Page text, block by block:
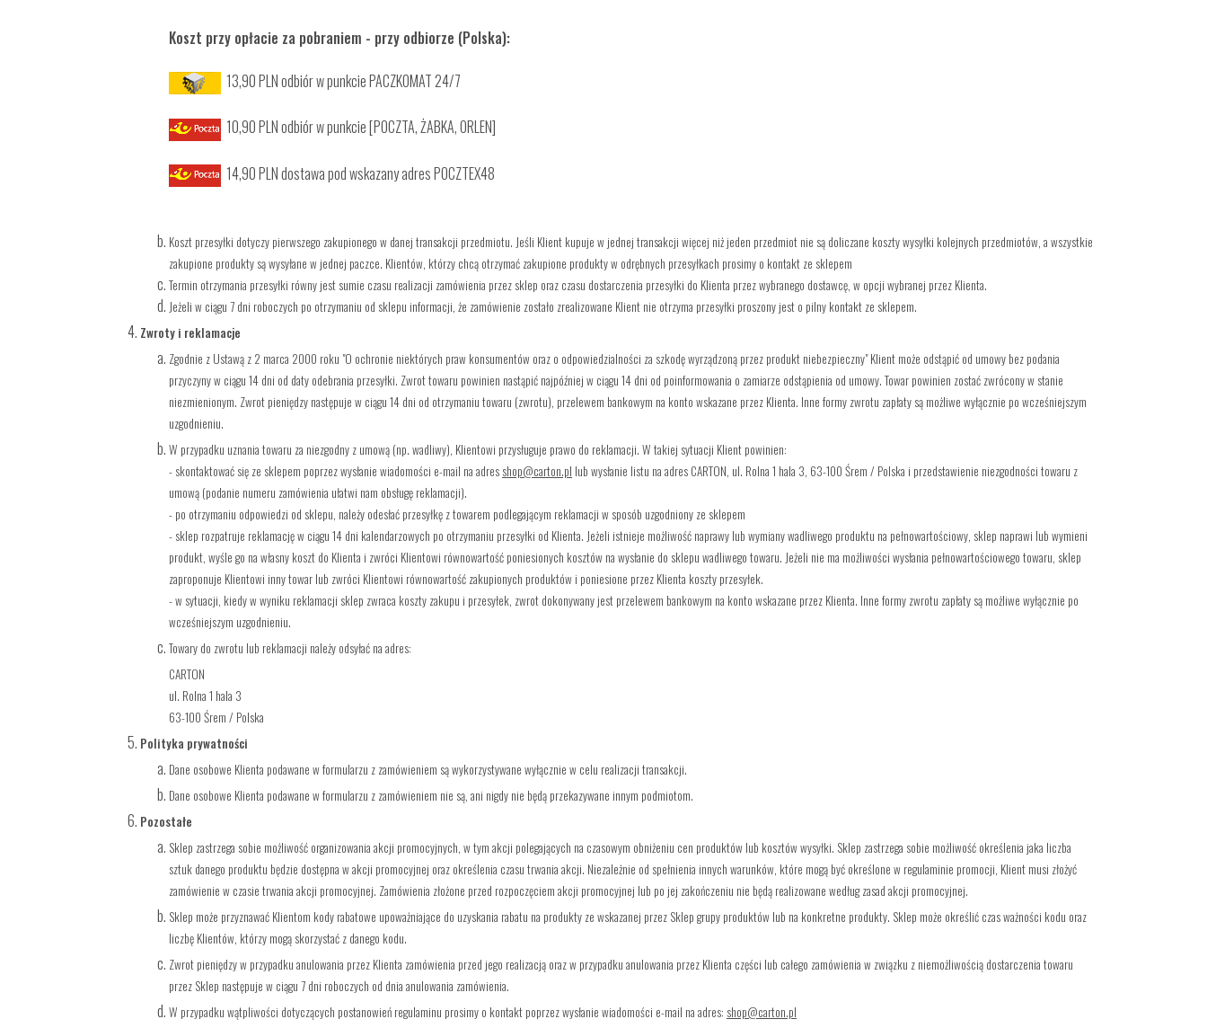
Koszt przy opłacie za pobraniem - przy odbiorze (Polska):
13,90 PLN odbiór w punkcie PACZKOMAT 24/7
10,90 PLN odbiór w punkcie [POCZTA, ŻABKA, ORLEN]
14,90 PLN dostawa pod wskazany adres POCZTEX48
Koszt przesyłki dotyczy pierwszego zakupionego w danej transakcji przedmiotu. Jeśli Klient kupuje w jednej transakcji więcej niż jeden przedmiot nie są doliczane koszty wysyłki kolejnych przedmiotów, a wszystkie
zakupione produkty są wysyłane w jednej paczce. Klientów, którzy chcą otrzymać zakupione produkty w odrębnych przesyłkach prosimy o kontakt ze sklepem
Termin otrzymania przesyłki równy jest sumie czasu realizacji zamówienia przez sklep oraz czasu dostarczenia przesyłki do Klienta przez wybranego dostawcę, w opcji wybranej przez Klienta.
Jeżeli w ciągu 7 dni roboczych po otrzymaniu od sklepu informacji, że zamówienie zostało zrealizowane Klient nie otrzyma przesyłki proszony jest o pilny kontakt ze sklepem.
Zwroty i reklamacje
Zgodnie z Ustawą z 2 marca 2000 roku "O ochronie niektórych praw konsumentów oraz o odpowiedzialności za szkodę wyrządzoną przez produkt niebezpieczny" Klient może odstąpić od umowy bez podania
przyczyny w ciągu 14 dni od daty odebrania przesyłki. Zwrot towaru powinien nastąpić najpóźniej w ciągu 14 dni od poinformowania o zamiarze odstąpienia od umowy. Towar powinien zostać zwrócony w stanie
niezmienionym. Zwrot pieniędzy następuje w ciągu 14 dni od otrzymaniu towaru (zwrotu), przelewem bankowym na konto wskazane przez Klienta. Inne formy zwrotu zapłaty są możliwe wyłącznie po wcześniejszym
uzgodnieniu.
W przypadku uznania towaru za niezgodny z umową (np. wadliwy), Klientowi przysługuje prawo do reklamacji. W takiej sytuacji Klient powinien:
- skontaktować się ze sklepem poprzez wysłanie wiadomości e-mail na adres shop@carton.pl lub wysłanie listu na adres CARTON, ul. Rolna 1 hala 3, 63-100 Śrem / Polska i przedstawienie niezgodności towaru z
umową (podanie numeru zamówienia ułatwi nam obsługę reklamacji).
- po otrzymaniu odpowiedzi od sklepu, należy odesłać przesyłkę z towarem podlegającym reklamacji w sposób uzgodniony ze sklepem
- sklep rozpatruje reklamację w ciągu 14 dni kalendarzowych po otrzymaniu przesyłki od Klienta. Jeżeli istnieje możliwość naprawy lub wymiany wadliwego produktu na pełnowartościowy, sklep naprawi lub wymieni
produkt, wyśle go na własny koszt do Klienta i zwróci Klientowi równowartość poniesionych kosztów na wysłanie do sklepu wadliwego towaru. Jeżeli nie ma możliwości wysłania pełnowartościowego towaru, sklep
zaproponuje Klientowi inny towar lub zwróci Klientowi równowartość zakupionych produktów i poniesione przez Klienta koszty przesyłek.
- w sytuacji, kiedy w wyniku reklamacji sklep zwraca koszty zakupu i przesyłek, zwrot dokonywany jest przelewem bankowym na konto wskazane przez Klienta. Inne formy zwrotu zapłaty są możliwe wyłącznie po
wcześniejszym uzgodnieniu.
Towary do zwrotu lub reklamacji należy odsyłać na adres:
CARTON
ul. Rolna 1 hala 3
63-100 Śrem / Polska
Polityka prywatności
Dane osobowe Klienta podawane w formularzu z zamówieniem są wykorzystywane wyłącznie w celu realizacji transakcji.
Dane osobowe Klienta podawane w formularzu z zamówieniem nie są, ani nigdy nie będą przekazywane innym podmiotom.
Pozostałe
Sklep zastrzega sobie możliwość organizowania akcji promocyjnych, w tym akcji polegających na czasowym obniżeniu cen produktów lub kosztów wysyłki. Sklep zastrzega sobie możliwość określenia jaka liczba
sztuk danego produktu będzie dostępna w akcji promocyjnej oraz określenia czasu trwania akcji. Niezależnie od spełnienia innych warunków, które mogą być określone w regulaminie promocji, Klient musi złożyć
zamówienie w czasie trwania akcji promocyjnej. Zamówienia złożone przed rozpoczęciem akcji promocyjnej lub po jej zakończeniu nie będą realizowane według zasad akcji promocyjnej.
Sklep może przyznawać Klientom kody rabatowe upoważniające do uzyskania rabatu na produkty ze wskazanej przez Sklep grupy produktów lub na konkretne produkty. Sklep może określić czas ważności kodu oraz
liczbę Klientów, którzy mogą skorzystać z danego kodu.
Zwrot pieniędzy w przypadku anulowania przez Klienta zamówienia przed jego realizacją oraz w przypadku anulowania przez Klienta części lub całego zamówienia w związku z niemożliwością dostarczenia towaru
przez Sklep następuje w ciągu 7 dni roboczych od dnia anulowania zamówienia.
W przypadku wątpliwości dotyczących postanowień regulaminu prosimy o kontakt poprzez wysłanie wiadomości e-mail na adres: shop@carton.pl